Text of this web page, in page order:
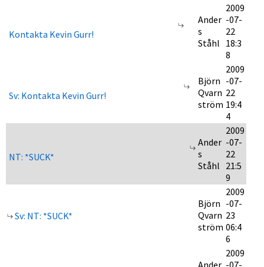
Kontakta Kevin Gurr!
Ander
s
Ståhl
2009
-07-
22
18:3
8
Sv: Kontakta Kevin Gurr!
Björn
Qvarn
ström
2009
-07-
22
19:4
4
NT: *SUCK*
Ander
s
Ståhl
2009
-07-
22
21:5
9
Sv: NT: *SUCK*
Björn
Qvarn
ström
2009
-07-
23
06:4
6
Ander
2009
-07-